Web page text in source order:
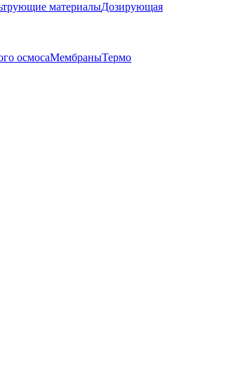
материалыДозирующая
осмосаМембраныТермо